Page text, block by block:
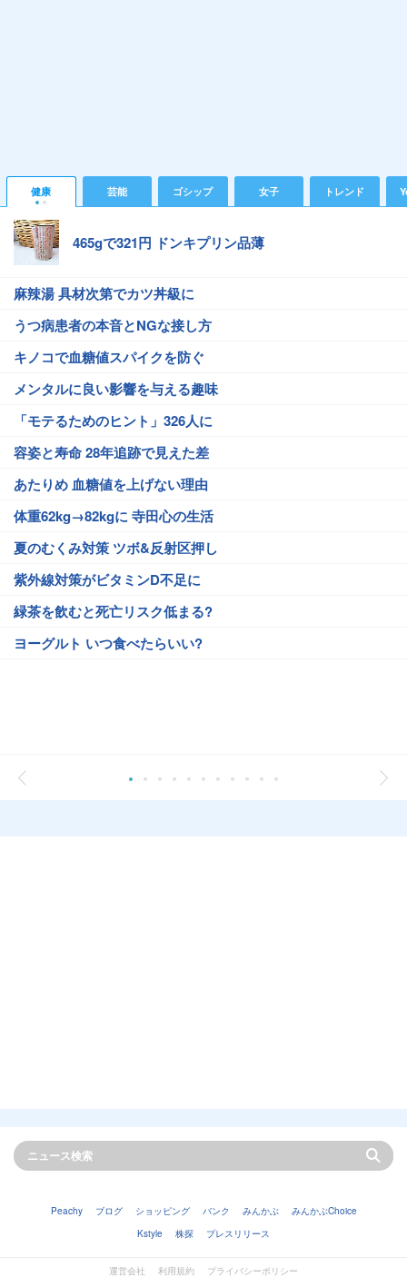
健康 芸能 ゴシップ 女子 トレンド
465gで321円 ドンキプリン品薄
麻辣湯 具材次第でカツ丼級に
うつ病患者の本音とNGな接し方
キノコで血糖値スパイクを防ぐ
メンタルに良い影響を与える趣味
「モテるためのヒント」326人に
容姿と寿命 28年追跡で見えた差
あたりめ 血糖値を上げない理由
体重62kg→82kgに 寺田心の生活
夏のむくみ対策 ツボ&反射区押し
紫外線対策がビタミンD不足に
緑茶を飲むと死亡リスク低まる?
ヨーグルト いつ食べたらいい?
Peachy ブログ ショッピング バンク みんかぶ
みんかぶChoice
Kstyle
株探 プレスリリース
運営会社 利用規約 プライバシーポリシー